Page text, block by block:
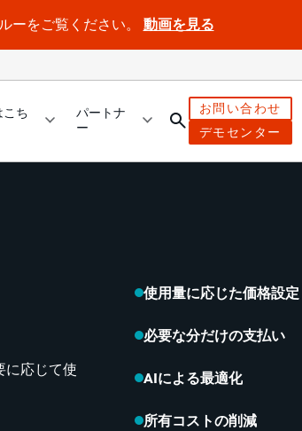
ーをご覧ください。 動画を見る
こち
パートナ
ー
お問い合わせ
デモセンター
に応じて使
使用量に応じた価格設定
必要な分だけの支払い
AIによる最適化
所有コストの削減